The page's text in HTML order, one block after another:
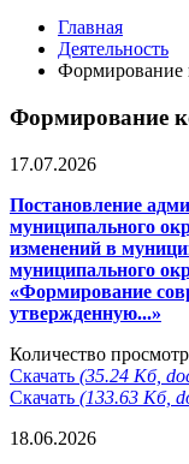
Главная
Деятельность
Формирование
Формирование
17.07.2026
Постановление
муниципального
изменений в
муниципального
«Формирование
утвержденную...»
Количество
Скачать (35.24 Кб,
Скачать (133.63 Кб,
18.06.2026